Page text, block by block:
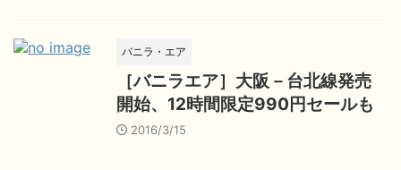
バニラ・エア
［バニラエア］大阪－台北線発売
開始、12時間限定990円セールも
2016/3/15